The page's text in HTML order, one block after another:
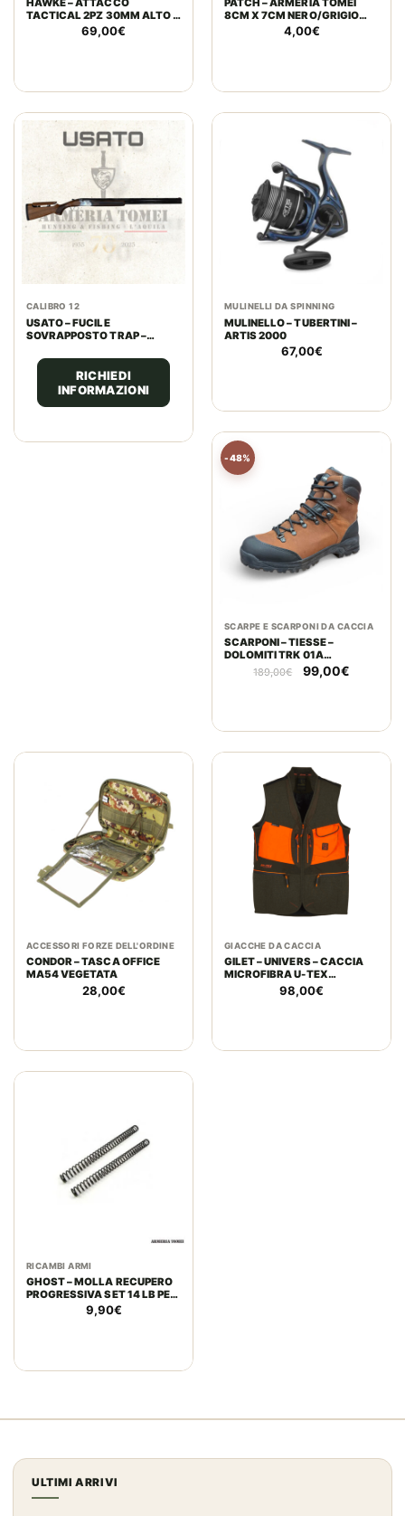
HAWKE – ATTACCO
TACTICAL 2PZ 30MM ALTO -
69,00€
PATCH – ARMERIA TOMEI
8CM X 7CM NERO/GRIGIO
SCURO (VELCRO)
4,00€
CALIBRO 12
USATO – FUCILE
SOVRAPPOSTO TRAP –
RICHIEDI
INFORMAZIONI
MULINELLI DA SPINNING
MULINELLO – TUBERTINI –
ARTIS 2000
67,00€
-48%
SCARPE E SCARPONI DA CACCIA
SCARPONI – TIESSE –
DOLOMITI TRK 01A
MARRON/NERO
189,00€
Il
prezzo
99,00€Il
99,00€.
ACCESSORI FORZE DELL'ORDINE
CONDOR – TASCA OFFICE
MA54 VEGETATA
28,00€
GIACCHE DA CACCIA
GILET – UNIVERS – CACCIA
MICROFIBRA U-TEX
VERDE/ARANCIO
98,00€
RICAMBI ARMI
GHOST – MOLLA RECUPERO
PROGRESSIVA SET 14 LB PER
CZ 75/SP01/SHADOW
2/TANFOGLIO
9,90€
ULTIMI ARRIVI